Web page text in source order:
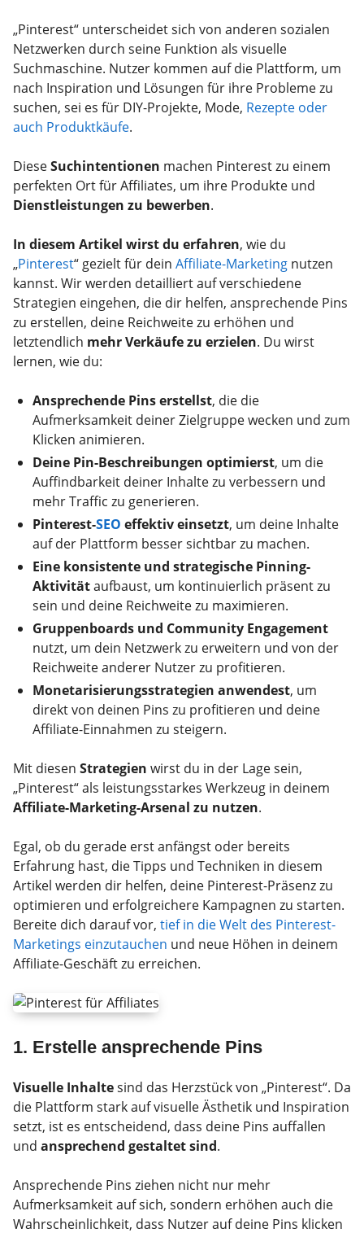
„Pinterest“ unterscheidet sich von anderen sozialen
Netzwerken durch seine Funktion als visuelle
Suchmaschine. Nutzer kommen auf die Plattform, um
nach Inspiration und Lösungen für ihre Probleme zu
suchen, sei es für DIY-Projekte, Mode, Rezepte oder
auch Produktkäufe.
DieseSuchintentionen machen Pinterest zu einem
perfekten Ort für Affiliates, um ihre Produkte und
Dienstleistungen zu bewerben.
In diesem Artikel wirst du erfahren, wie du
„Pinterest“ gezielt für dein Affiliate-Marketing nutzen
kannst. Wir werden detailliert auf verschiedene
Strategien eingehen, die dir helfen, ansprechende Pins
zu erstellen, deine Reichweite zu erhöhen und
letztendlich mehr Verkäufe zu erzielen. Du wirst
lernen, wie du:
Ansprechende Pins erstellst, die die
Aufmerksamkeit deiner Zielgruppe wecken und zum
Klicken animieren.
Deine Pin-Beschreibungen optimierst, um die
Auffindbarkeit deiner Inhalte zu verbessern und
mehr Traffic zu generieren.
Pinterest-SEO effektiv einsetzt, um deine Inhalte
auf der Plattform besser sichtbar zu machen.
Eine konsistente und strategische Pinning-
Aktivitätaufbaust, um kontinuierlich präsent zu
sein und deine Reichweite zu maximieren.
Gruppenboards und Community Engagement
nutzt, um dein Netzwerk zu erweitern und von der
Reichweite anderer Nutzer zu profitieren.
Monetarisierungsstrategien anwendest, um
direkt von deinen Pins zu profitieren und deine
Affiliate-Einnahmen zu steigern.
Mit diesen Strategien wirst du in der Lage sein,
„Pinterest“ als leistungsstarkes Werkzeug in deinem
Affiliate-Marketing-Arsenal zu nutzen.
Egal, ob du gerade erst anfängst oder bereits
Erfahrung hast, die Tipps und Techniken in diesem
Artikel werden dir helfen, deine Pinterest-Präsenz zu
optimieren und erfolgreichere Kampagnen zu starten.
Bereite dich darauf vor, tief in die Welt des Pinterest-
Marketings einzutauchen und neue Höhen in deinem
Affiliate-Geschäft zu erreichen.
1. Erstelle ansprechende Pins
Visuelle Inhaltesind das Herzstück von „Pinterest“. Da
die Plattform stark auf visuelle Ästhetik und Inspiration
setzt, ist es entscheidend, dass deine Pins auffallen
und ansprechend gestaltet sind.
Ansprechende Pins ziehen nicht nur mehr
Aufmerksamkeit auf sich, sondern erhöhen auch die
Wahrscheinlichkeit, dass Nutzer auf deine Pins klicken